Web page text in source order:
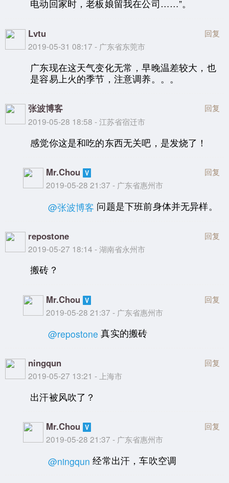
电动回家时，老板娘留我在公司……”。
Lvtu
2019-05-31 08:17 - 广东省东莞市
回复
广东现在这天气变化无常，早晚温差较大，也
是容易上火的季节，注意调养。。。
张波博客
2019-05-28 18:58 - 江苏省宿迁市
回复
感觉你这是和吃的东西无关吧，是发烧了！
Mr.Chou
2019-05-28 21:37 - 广东省惠州市
回复
@张波博客 问题是下班前身体并无异样。
repostone
2019-05-27 18:14 - 湖南省永州市
回复
搬砖？
Mr.Chou
2019-05-28 21:37 - 广东省惠州市
回复
@repostone 真实的搬砖
ningqun
2019-05-27 13:21 - 上海市
回复
出汗被风吹了？
Mr.Chou
2019-05-28 21:37 - 广东省惠州市
回复
@ningqun 经常出汗，车吹空调